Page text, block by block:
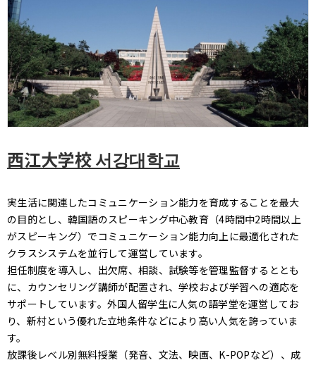
西江大学校 서강대학교
実生活に関連したコミュニケーション能力を育成することを最大
の目的とし、韓国語のスピーキング中心教育（4時間中2時間以上
がスピーキング）でコミュニケーション能力向上に最適化された
クラスシステムを並行して運営しています。
担任制度を導入し、出欠席、相談、試験等を管理監督するととも
に、カウンセリング講師が配置され、学校および学習への適応を
サポートしています。外国人留学生に人気の語学堂を運営してお
り、新村という優れた立地条件などにより高い人気を誇っていま
す。
放課後レベル別無料授業（発音、文法、映画、K-POPなど）、成